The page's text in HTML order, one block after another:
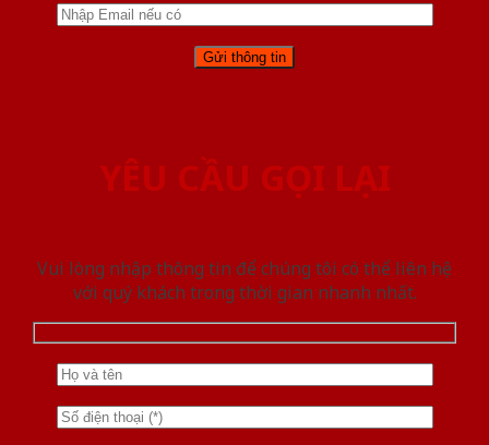
YÊU CẦU GỌI LẠI
Vui lòng nhập thông tin để chúng tôi có thể liên hệ
với quý khách trong thời gian nhanh nhất.